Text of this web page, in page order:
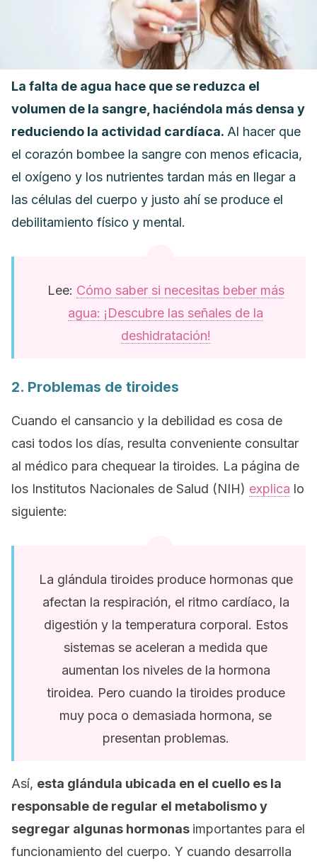
La falta de agua hace que se reduzca el
volumen de la sangre, haciéndola más densa y
reduciendo la actividad cardíaca. Al hacer que
el corazón bombee la sangre con menos eficacia,
el oxígeno y los nutrientes tardan más en llegar a
las células del cuerpo y justo ahí se produce el
debilitamiento físico y mental.
Lee: Cómo saber si necesitas beber más
agua: ¡Descubre las señales de la
deshidratación!
2. Problemas de tiroides
Cuando el cansancio y la debilidad es cosa de
casi todos los días, resulta conveniente consultar
al médico para chequear la tiroides. La página de
los Institutos Nacionales de Salud (NIH) explica lo
siguiente:
La glándula tiroides produce hormonasque
afectan la respiración, el ritmo cardíaco, la
digestión y la temperatura corporal. Estos
sistemas se aceleran a medida que
aumentan los niveles de la hormona
tiroidea. Pero cuando la tiroides produce
muy poca o demasiada hormona, se
presentan problemas.
Así, esta glándula ubicada en el cuello es la
responsable de regular el metabolismo y
segregar algunas hormonas importantes para el
funcionamiento del cuerpo. Y cuando desarrolla